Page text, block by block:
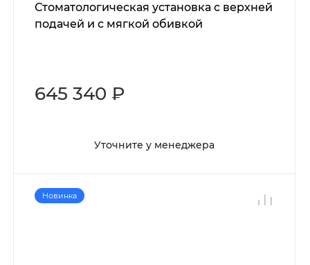
Стоматологическая установка с верхней
подачей и с мягкой обивкой
645 340 ₽
Уточните у менеджера
Новинка